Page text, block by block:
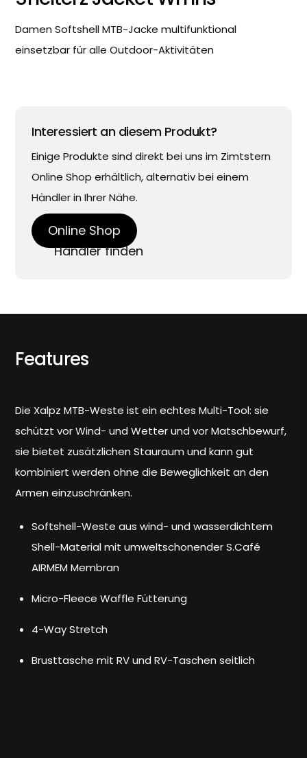
Damen Softshell MTB-Jacke multifunktional
einsetzbar für alle Outdoor-Aktivitäten
Interessiert an diesem Produkt?
Einige Produkte sind direkt bei uns im Zimtstern
Online Shop erhältlich, alternativ bei einem
Händler in Ihrer Nähe.
Online Shop
Händler finden
Features
Die Xalpz MTB-Weste ist ein echtes Multi-Tool: sie
schützt vor Wind- und Wetter und vor Matschbewurf,
sie bietet zusätzlichen Stauraum und kann gut
kombiniert werden ohne die Beweglichkeit an den
Armen einzuschränken.
Softshell-Weste aus wind- und wasserdichtem
Shell-Material mit umweltschonender S.Café
AIRMEM Membran
Micro-Fleece Waffle Fütterung
4-Way Stretch
Brusttasche mit RV und RV-Taschen seitlich